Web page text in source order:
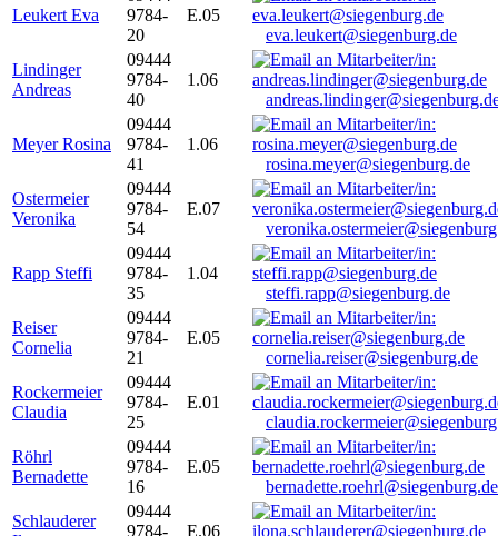
Leukert Eva
9784-
20
E.05
eva.leukert@siegenburg.de
Lindinger
Andreas
09444
9784-
40
1.06
Meyer Rosina
09444
9784-
41
1.06
rosina.meyer@siegenburg.de
Ostermeier
Veronika
09444
9784-
54
E.07
Rapp Steffi
09444
9784-
35
1.04
steffi.rapp@siegenburg.de
Reiser
Cornelia
09444
9784-
21
E.05
cornelia.reiser@siegenburg.de
Rockermeier
Claudia
09444
9784-
25
E.01
Röhrl
Bernadette
09444
9784-
16
E.05
bernadette.roehrl@siegenburg.de
Schlauderer
09444
9784-
E.06